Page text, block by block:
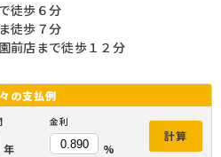
徒歩６分
徒歩７分
前店まで徒歩１２分
の支払例
年
金利
%
計算